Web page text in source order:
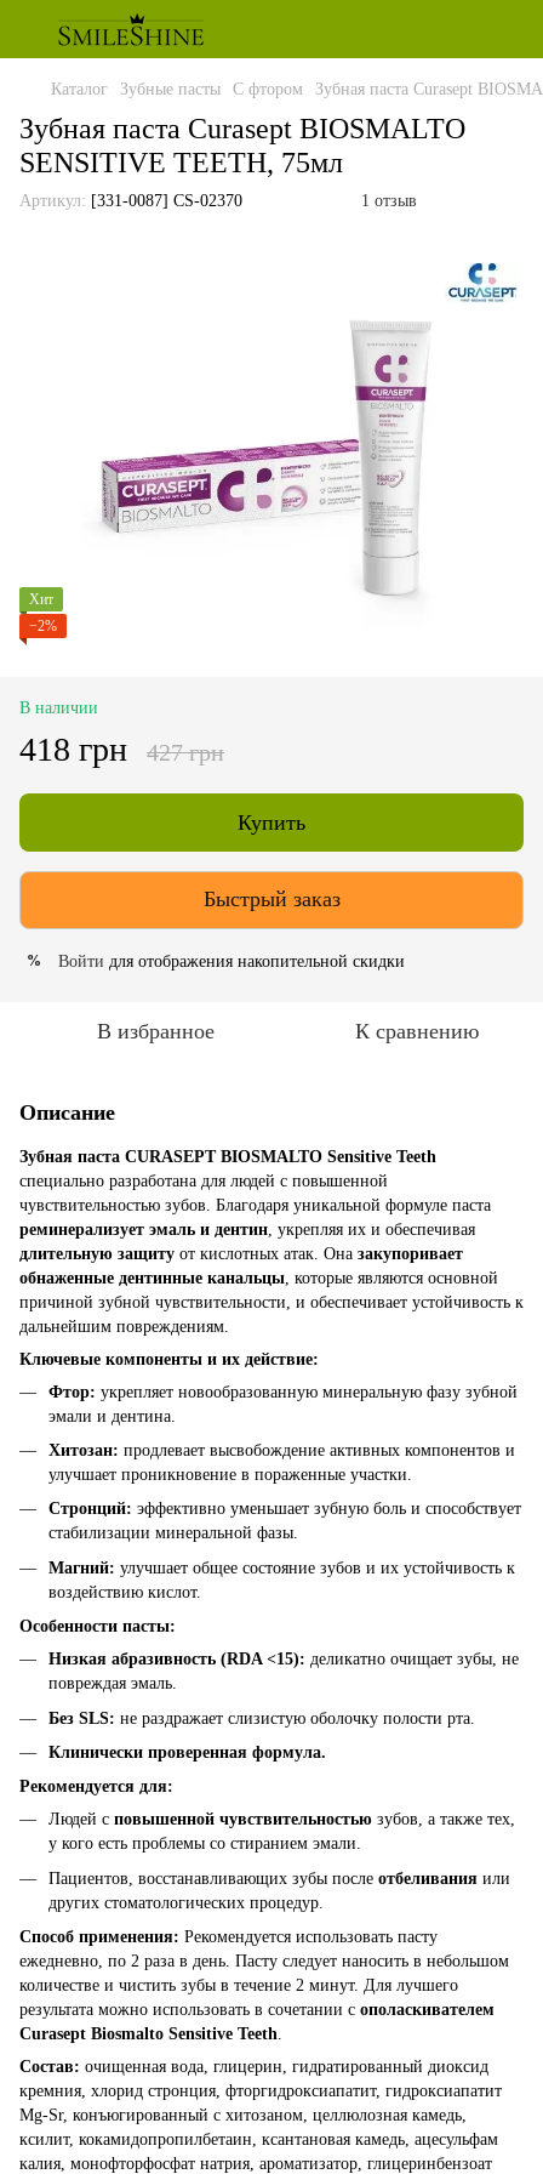
Каталог Зубные пасты С фтором Зубная паста Curasept
Зубная паста Curasept BIOSMALTO
SENSITIVE TEETH, 75мл
Артикул: [331-0087] CS-02370 1 отзыв
Хит
−2%
В наличии
418 грн 427 грн
Купить
Быстрый заказ
% Войти для отображения накопительной скидки
В избранное К сравнению
Описание
Зубная паста CURASEPT BIOSMALTO Sensitive Teeth
специально разработана для людей с повышенной
чувствительностью зубов. Благодаря уникальной формуле паста
реминерализует эмаль и дентин , укрепляя их и обеспечивая
длительную защиту от кислотных атак. Она закупоривает
обнаженные дентинные канальцы , которые являются основной
причиной зубной чувствительности, и обеспечивает устойчивость к
дальнейшим повреждениям.
Ключевые компоненты и их действие:
Фтор: укрепляет новообразованную минеральную фазу зубной
эмали и дентина.
Хитозан: продлевает высвобождение активных компонентов и
улучшает проникновение в пораженные участки.
Стронций: эффективно уменьшает зубную боль и способствует
стабилизации минеральной фазы.
Магний: улучшает общее состояние зубов и их устойчивость к
воздействию кислот.
Особенности пасты:
Низкая абразивность (RDA <15): деликатно очищает зубы, не
повреждая эмаль.
Без SLS: не раздражает слизистую оболочку полости рта.
Клинически проверенная формула.
Рекомендуется для:
Людей с повышенной чувствительностью зубов, а также тех,
у кого есть проблемы со стиранием эмали.
Пациентов, восстанавливающих зубы после отбеливания или
других стоматологических процедур.
Способ применения: Рекомендуется использовать пасту
ежедневно, по 2 раза в день. Пасту следует наносить в небольшом
количестве и чистить зубы в течение 2 минут. Для лучшего
результата можно использовать в сочетании с ополаскивателем
Curasept Biosmalto Sensitive Teeth.
Состав: очищенная вода, глицерин, гидратированный диоксид
кремния, хлорид стронция, фторгидроксиапатит, гидроксиапатит
Mg-Sr, конъюгированный с хитозаном, целлюлозная камедь,
ксилит, кокамидопропилбетаин, ксантановая камедь, ацесульфам
калия, монофторфосфат натрия, ароматизатор, глицеринбензоат